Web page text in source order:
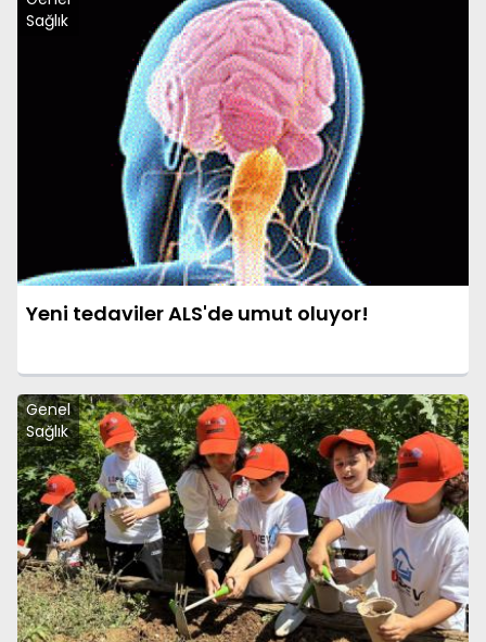
Sağlık
Yeni tedaviler ALS'de umut oluyor!
Genel
Sağlık